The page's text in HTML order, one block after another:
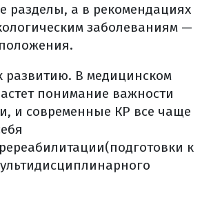
разделы, а в рекомендациях
заболеваниям —
развитию. В медицинском
понимание важности
и современные КР все чаще
к